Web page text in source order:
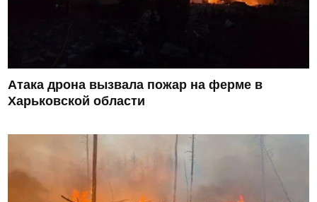
Атака дрона вызвала пожар на ферме в
Харьковской области